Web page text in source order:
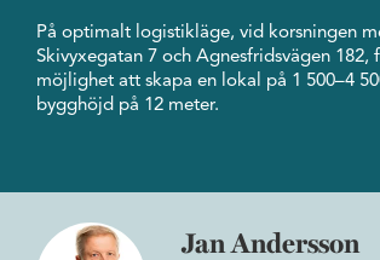
På optimalt logistikläge, vid korsningen
Skivyxegatan 7 och Agnesfridsvägen 182,
möjlighet att skapa en lokal på 1 500–4
bygghöjd på 12 meter.
Jan Andersson